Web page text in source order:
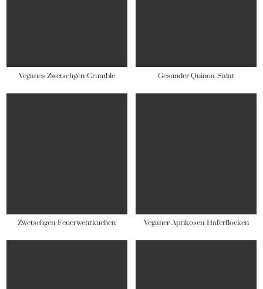
Veganes Zwetschgen-Crumble Gesunder Quinoa-Salat
Zwetschgen-Feuerwehrkuchen Veganer Aprikosen-Haferflocken